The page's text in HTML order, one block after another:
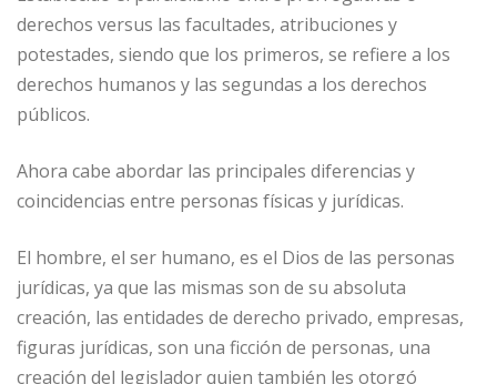
derechos versus las facultades, atribuciones y
potestades, siendo que los primeros, se refiere a los
derechos humanos y las segundas a los derechos
públicos.
Ahora cabe abordar las principales diferencias y
coincidencias entre personas físicas y jurídicas.
El hombre, el ser humano, es el Dios de las personas
jurídicas, ya que las mismas son de su absoluta
creación, las entidades de derecho privado, empresas,
figuras jurídicas, son una ficción de personas, una
creación del legislador quien también les otorgó